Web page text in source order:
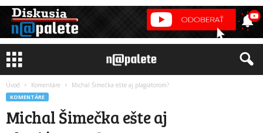
Úvod Komentáre Michal Šimečka ešte aj plagiátorom?
KOMENTÁRE
Michal Šimečka ešte aj